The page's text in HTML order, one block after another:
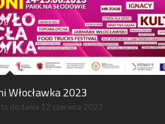
Włocławka 2023
dodania 12 czerwca 2023